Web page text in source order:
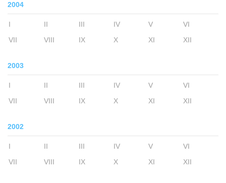
2004
I II III IV V
VI
VII
VIII IX X XI XII
2003
I II III IV V
VI
VII
VIII IX X XI XII
2002
I II III IV V
VI
VII
VIII IX X XI XII